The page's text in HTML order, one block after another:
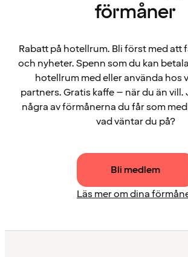
förmåner
Rabatt på hotellrum. Bli först med att
och nyheter. Spenn som du kan
hotellrum med eller använda hos
partners. Gratis kaffe – när du än vill.
några av förmånerna du får som
vad väntar du på?
Bli medlem
Läs mer om dina